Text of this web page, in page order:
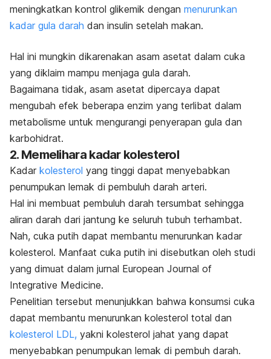
meningkatkan kontrol glikemik dengan menurunkan
kadar gula darah dan insulin setelah makan.
Hal ini mungkin dikarenakan asam asetat dalam cuka
yang diklaim mampu menjaga gula darah.
Bagaimana tidak, asam asetat dipercaya dapat
mengubah efek beberapa enzim yang terlibat dalam
metabolisme untuk mengurangi penyerapan gula dan
karbohidrat.
2. Memelihara kadar kolesterol
Kadar kolesterol yang tinggi dapat menyebabkan
penumpukan lemak di pembuluh darah arteri.
Hal ini membuat pembuluh darah tersumbat sehingga
aliran darah dari jantung ke seluruh tubuh terhambat.
Nah, cuka putih dapat membantu menurunkan kadar
kolesterol. Manfaat cuka putih ini disebutkan oleh studi
yang dimuat dalam jurnal European Journal of
Integrative Medicine.
Penelitian tersebut menunjukkan bahwa konsumsi cuka
dapat membantu menurunkan kolesterol total dan
kolesterol LDL, yakni kolesterol jahat yang dapat
menyebabkan penumpukan lemak di pembuh darah.